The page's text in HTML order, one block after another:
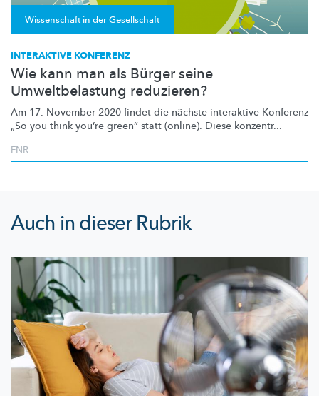
Wissenschaft in der Gesellschaft
INTERAKTIVE KONFERENZ
Wie kann man als Bürger seine
Umweltbelastung reduzieren?
Am 17. November 2020 findet die nächste interaktive Konferenz
„So you think you’re green” statt (online). Diese konzentr...
FNR
Auch in dieser Rubrik